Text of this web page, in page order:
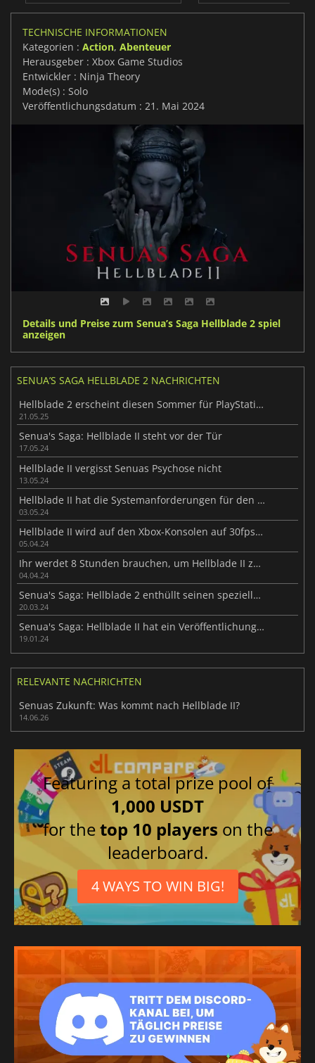
TECHNISCHE INFORMATIONEN
Kategorien : Action, Abenteuer
Herausgeber : Xbox Game Studios
Entwickler : Ninja Theory
Mode(s) : Solo
Veröffentlichungsdatum : 21. Mai 2024
Details und Preise zum Senua’s Saga Hellblade 2 spiel
anzeigen
SENUA’S SAGA HELLBLADE 2 NACHRICHTEN
Hellblade 2 erscheint diesen Sommer für PlayStation
21.05.25
Senua's Saga: Hellblade II steht vor der Tür
17.05.24
Hellblade II vergisst Senuas Psychose nicht
13.05.24
Hellblade II hat die Systemanforderungen für den PC bekannt gegeben
03.05.24
Hellblade II wird auf den Xbox-Konsolen auf 30fps begrenzt
05.04.24
Ihr werdet 8 Stunden brauchen, um Hellblade II zu beenden
04.04.24
Senua's Saga: Hellblade 2 enthüllt seinen speziellen Fotomodus
20.03.24
Senua's Saga: Hellblade II hat ein Veröffentlichungsdatum
19.01.24
RELEVANTE NACHRICHTEN
Senuas Zukunft: Was kommt nach Hellblade II?
14.06.26
Featuring a total prize pool of
1,000 USDT
for thetop 10 players on the
leaderboard.
4 WAYS TO WIN BIG!